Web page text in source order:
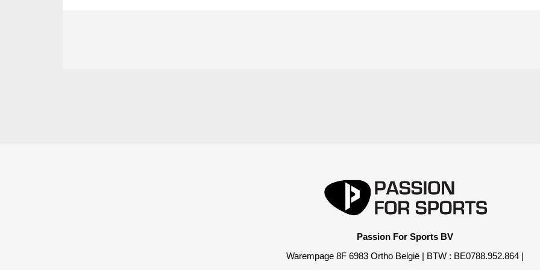
Passion For Sports BV
Warempage 8F 6983 Ortho België | BTW : BE0788.952.864 |